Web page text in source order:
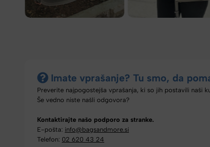
Imate vprašanje? Tu smo, da
Preverite najpogostejša vprašanja, ki so jih postavili naši
Še vedno niste našli odgovora?
Kontaktirajte našo podporo za stranke.
E-pošta: info@bagsandmore.si
Telefon: 02 620 43 24